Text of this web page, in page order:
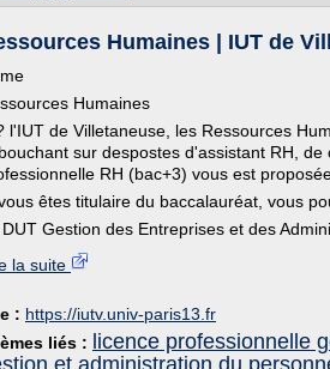
Humaines | IUT de
Humaines
de Villetaneuse, les Ressources
sur despostes d'assistant RH,
RH (bac+3) vous est
êtes titulaire du baccalauréat, vous
Gestion des Entreprises et des
la suite
: https://iutv.univ-paris13.fr
liés :
licence professionnelle
et administration du